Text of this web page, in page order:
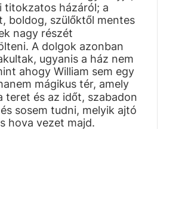
titokzatos házáról; a
boldog, szülőktől mentes
nagy részét
A dolgok azonban
ugyanis a ház nem
ahogy William sem egy
mágikus tér, amely
teret és az időt, szabadon
sosem tudni, melyik ajtó
hova vezet majd.